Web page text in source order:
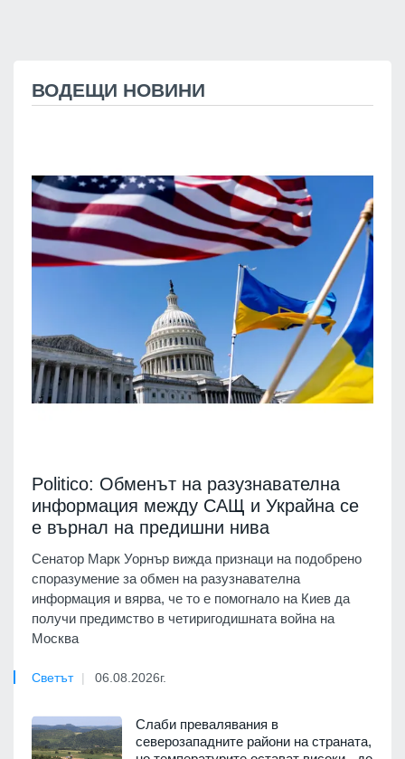
ВОДЕЩИ НОВИНИ
Politico: Обменът на разузнавателна
информация между САЩ и Украйна се
е върнал на предишни нива
Сенатор Марк Уорнър вижда признаци на подобрено
споразумение за обмен на разузнавателна
информация и вярва, че то е помогнало на Киев да
получи предимство в четиригодишната война на
Москва
Светът 06.08.2026г.
Слаби превалявания в
северозападните райони на страната,